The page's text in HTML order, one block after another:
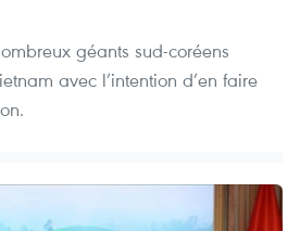
géants sud-coréens
avec l’intention d’en faire